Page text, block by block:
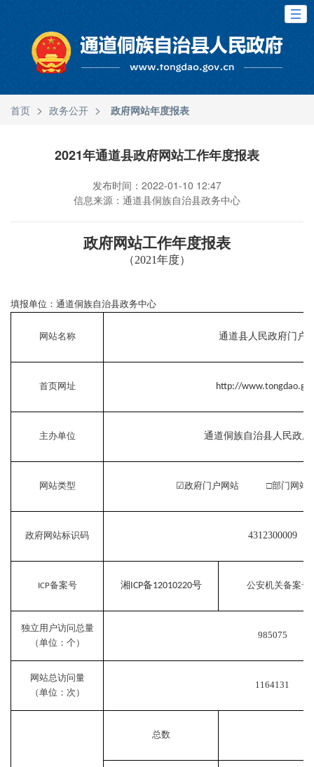
首页 > 政务公开 > 政府网站年度报表
2021年通道县政府网站工作年度报表
发布时间：2022-01-10 12:47
信息来源：通道县侗族自治县政务中心
政府网站工作年度报表
（2021年度）
填报单位： 通道侗族自治县政务中心
网站名称 通道县人民政府门户
首页网址 http://
主办单位 通道侗族自治县人民政府
网站类型 ☑政府门户网站 □部门
政府网站标识码 4312300009
ICP备案号 湘ICP备12010220号 公安机关备案号
独立用户访问总量
（单位：个）
985075
网站总访问量
（单位：次）
1164131
总数